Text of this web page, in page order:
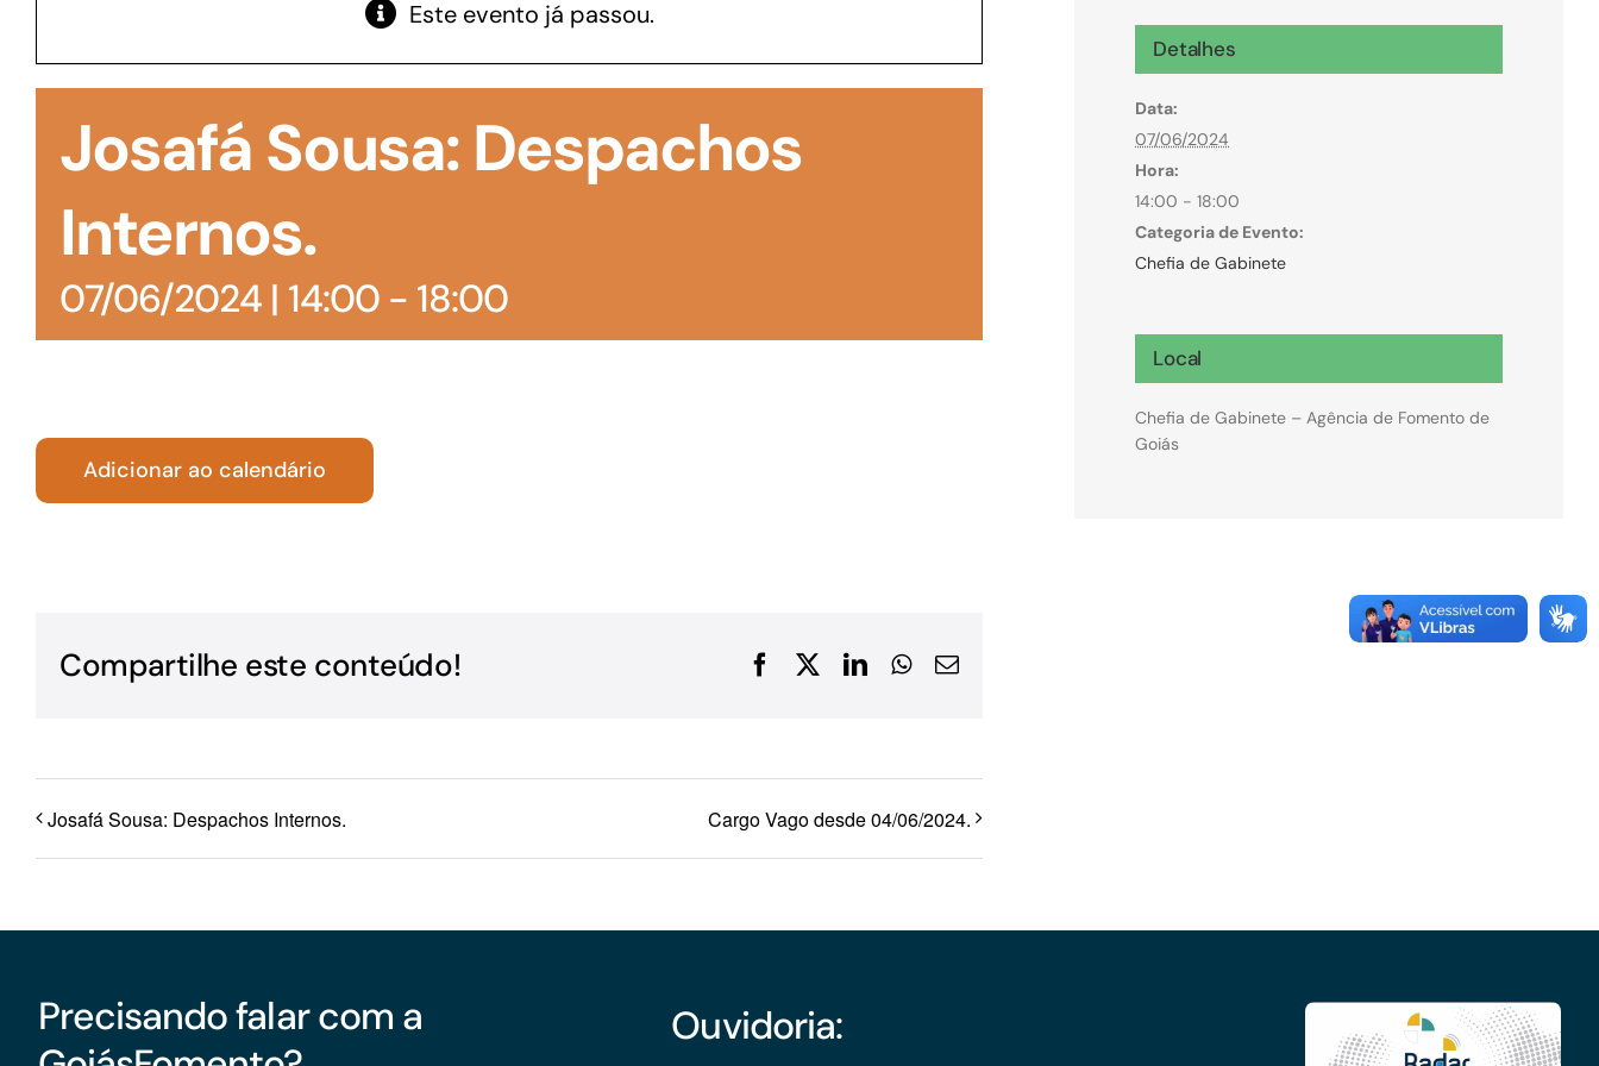
manutenção de estoques e despesas operacionais
realizar obras, dentre outros serviços
Microcrédito
Para MEI, microempresas e pessoas físicas
(feirantes e transportes)
Turismo
Este evento já passou.
Josafá Sousa: Despachos
Internos.
07/06/2024 | 14:00- 18:00
Adicionar ao calendário
Compartilhe este conteúdo! FacebookLinkedInWhatsApp
E-
Josafá Sousa: Despachos Internos. Cargo Vago desde 04/06/2024.
Detalhes
Data:
07/06/2024
Hora:
14:00 - 18:00
Categoria de Evento:
Chefia de Gabinete
Local
Chefia de Gabinete – Agência de Fomento de
Goiás
Precisando falar com a
Ouvidoria: